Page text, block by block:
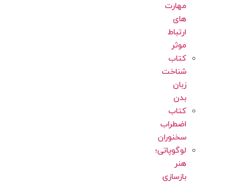
مهارت
های
ارتباط
موثر
کتاب
شناخت
زبان
بدن
کتاب
اضطراب
سخنوران
لوگوپاتی؛
هنر
بازسازی